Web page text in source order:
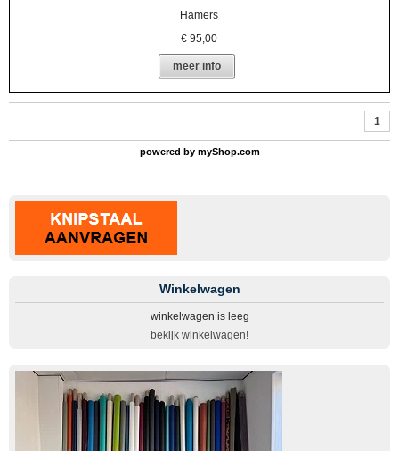
Hamers
€95,00
meer info
1
powered by myShop.com
Winkelwagen
winkelwagen is leeg
bekijk winkelwagen!